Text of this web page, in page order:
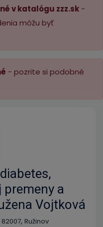
v katalógu zzz.sk -
môžu byť
- pozrite si podobné
a
Vojtková
82007, Ružinov